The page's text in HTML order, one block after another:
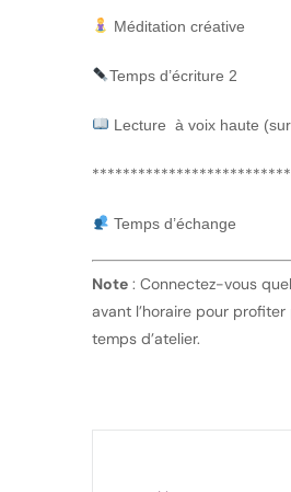
Méditation créative
Temps d’écriture 2
Lecture à voix haute
Temps d’échange
Note : Connectez-vous
avant l’horaire pour
temps d’atelier.